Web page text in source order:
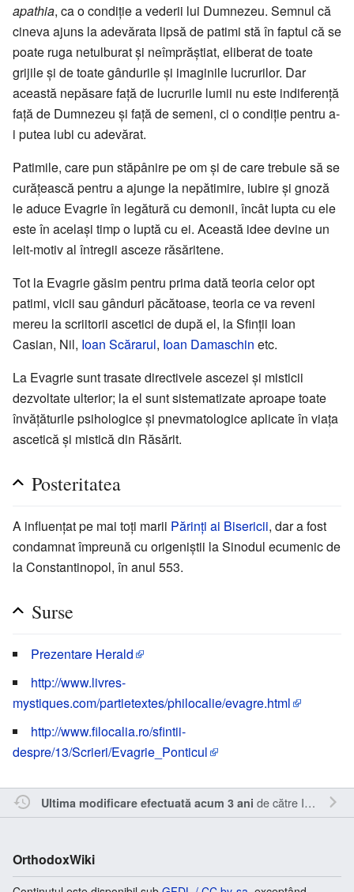
apathia, ca o condiţie a vederii lui Dumnezeu. Semnul că
cineva ajuns la adevărata lipsă de patimi stă în faptul că se
poate ruga netulburat şi neîmprăştiat, eliberat de toate
grijile şi de toate gândurile şi imaginile lucrurilor. Dar
această nepăsare faţă de lucrurile lumii nu este indiferenţă
faţă de Dumnezeu şi faţă de semeni, ci o condiţie pentru a-
i putea iubi cu adevărat.
Patimile, care pun stăpânire pe om şi de care trebuie să se
curăţească pentru a ajunge la nepătimire, iubire şi gnoză
le aduce Evagrie în legătură cu demonii, încât lupta cu ele
este în acelaşi timp o luptă cu ei. Această idee devine un
leit-motiv al întregii asceze răsăritene.
Tot la Evagrie găsim pentru prima dată teoria celor opt
patimi, vicii sau gânduri păcătoase, teoria ce va reveni
mereu la scriitorii ascetici de după el, la Sfinții Ioan
Casian, Nil, Ioan Scărarul, Ioan Damaschin etc.
La Evagrie sunt trasate directivele ascezei şi misticii
dezvoltate ulterior; la el sunt sistematizate aproape toate
învăţăturile psihologice şi pnevmatologice aplicate în viaţa
ascetică şi mistică din Răsărit.
Posteritatea
A influenţat pe mai toţi marii Părinţi ai Bisericii, dar a fost
condamnat împreună cu origeniştii la Sinodul ecumenic de
la Constantinopol, în anul 553.
Surse
Prezentare Herald
http://www.livres-
mystiques.com/partietextes/philocalie/evagre.html
http://www.filocalia.ro/sfintii-
despre/13/Scrieri/Evagrie_Ponticul
Ultima modificare efectuată acum 3 ani de către Inistea .
OrthodoxWiki